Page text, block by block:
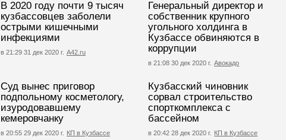
В 2020 году почти 9 тысяч
кузбассовцев заболели
острыми кишечными
инфекциями
в 21:29 31 дек 2020 г. А42.ru
Генеральный директор и
собственник крупного
угольного холдинга в
Кузбассе обвиняются в
коррупции
в 21:08 30 дек 2020 г. Авокадо
Суд вынес приговор
подпольному косметологу,
изуродовавшему
кемеровчанку
в 20:55 29 дек 2020 г. КП в Кузбассе
Кузбасский чиновник
сорвал строительство
спорткомплекса с
бассейном
в 20:42 28 дек 2020 г. КП в Кузбассе